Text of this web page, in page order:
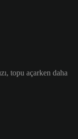
topu açarken daha